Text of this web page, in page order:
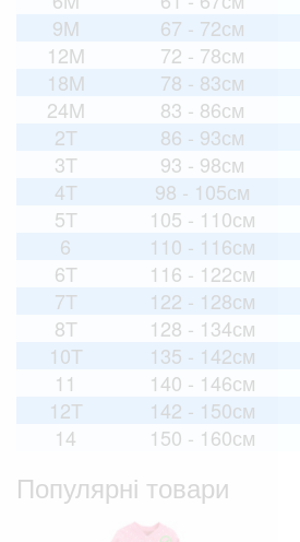
9M
67 - 72см
12M
72 - 78см
18M
78 - 83см
24M
83 - 86см
2T
86 - 93см
3T
93 - 98см
4T
98 - 105см
5T
105 - 110см
6
110 - 116см
6T
116 - 122см
7T
122 - 128см
8T
128 - 134см
10T
135 - 142см
11
140 - 146см
12T
142 - 150см
14
150 - 160см
Популярні товари